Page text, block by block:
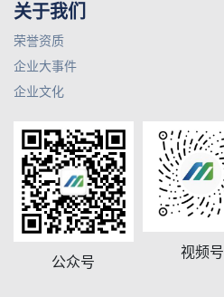
关于我们
荣誉资质
企业大事件
企业文化
公众号
视频号